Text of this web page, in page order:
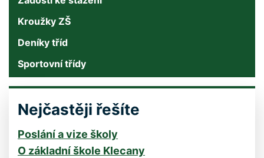
Kroužky ZŠ
Deníky tříd
Sportovní třídy
Nejčastěji řešíte
Poslání a vize školy
O základní škole Klecany